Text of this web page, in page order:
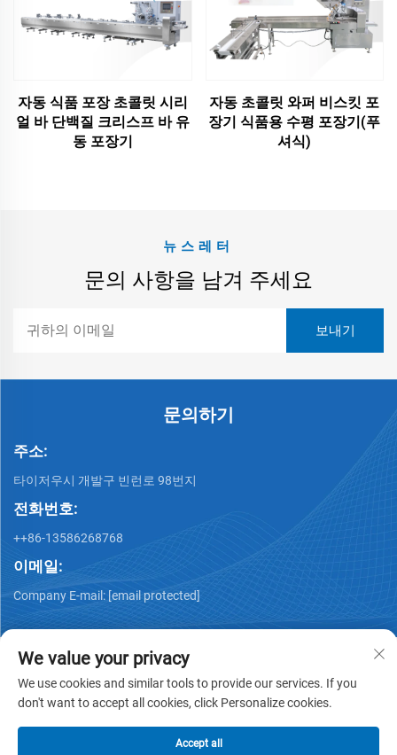
자동 식품 포장 초콜릿 시리
얼 바 단백질 크리스프 바 유
동 포장기
자동 초콜릿 와퍼 비스킷 포
장기 식품용 수평 포장기(푸
셔식)
뉴스레터
문의 사항을 남겨 주세요
문의하기
주소:
타이저우시 개발구 빈런로 98번지
전화번호:
++86-13586268768
이메일:
Company E-mail: [email protected]
Technology(Taizhou)Co.,Ltd -
개인정보 보호 정책
We value your privacy
We use cookies and similar tools to provide our services. If you
don't want to accept all cookies, click Personalize cookies.
Accept all